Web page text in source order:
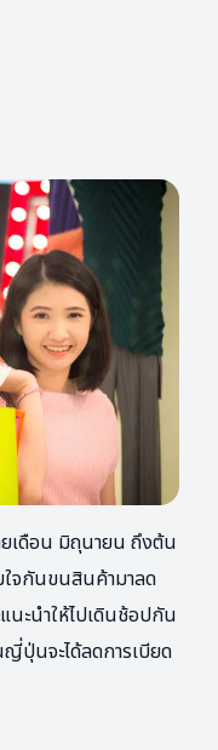
เดือน มิถุนายน ถึงต้น
ใจกันขนสินค้ามาลด
นะนำให้ไปเดินช้อปกัน
ปุ่นจะได้ลดการเบียด